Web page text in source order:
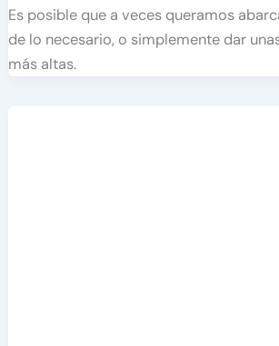
Es posible que a veces queramos
de lo necesario, o simplemente dar
más altas.